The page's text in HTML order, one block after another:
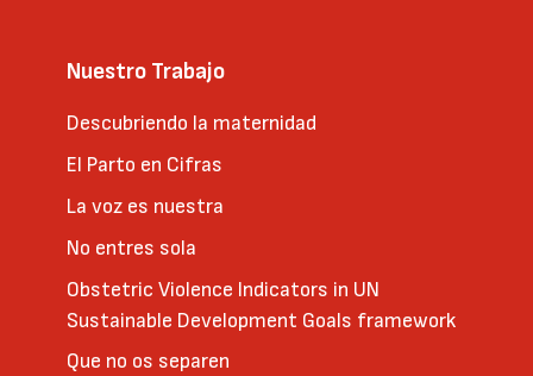
Nuestro Trabajo
Descubriendo la maternidad
El Parto en Cifras
La voz es nuestra
No entres sola
Obstetric Violence Indicators in UN
Sustainable Development Goals framework
Que no os separen